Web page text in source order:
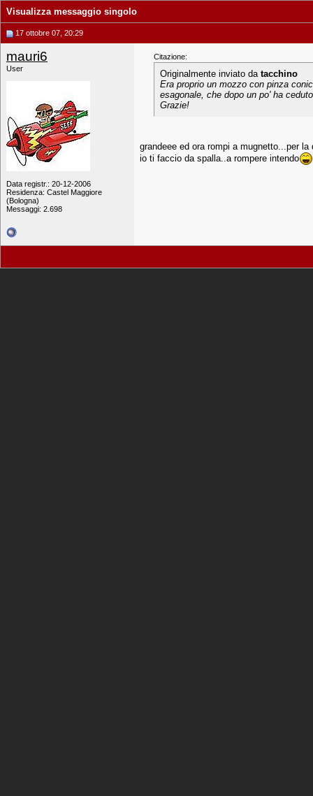
Visualizza messaggio singolo
17 ottobre 07, 20:29
mauri6
User
Data registr.: 20-12-2006
Residenza: Castel Maggiore
(Bologna)
Messaggi: 2.698
Citazione:
Originalmente inviato da tacchino
Era proprio un mozzo con pinza
esagonale, che dopo un po' ha
Grazie!
grandeee ed ora rompi a mugnetto...per
io ti faccio da spalla..a rompere intendo